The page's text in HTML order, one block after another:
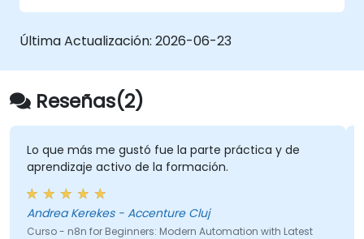
n8n automatizados y basados en nodos para
las canalizaciones de CI/CD, la gestión de
incidentes.
Última Actualización: 2026-06-23
Reseñas(2)
Lo que más me gustó fue la parte práctica y de
aprendizaje activo de la formación.
Andrea Kerekes - Accenture Cluj
Curso - n8n for Beginners: Modern Automation with Latest